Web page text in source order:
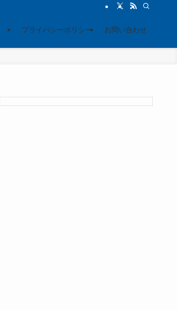
プライバシーポリシー お問い合わせ